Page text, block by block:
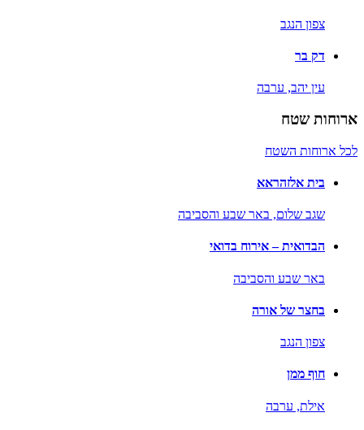
צפון הנגב
דק בר
עין יהב, ערבה
ארוחות שטח
לכל ארוחות השטח
בית אלזהראא
שגב שלום, באר שבע והסביבה
הבדואית – אירוח בדואי
באר שבע והסביבה
בחצר של אורה
צפון הנגב
חוף ממן
אילת, ערבה